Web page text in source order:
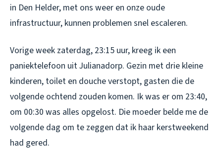
in Den Helder, met ons weer en onze oude
infrastructuur, kunnen problemen snel escaleren.
Vorige week zaterdag, 23:15 uur, kreeg ik een
paniektelefoon uit Julianadorp. Gezin met drie kleine
kinderen, toilet en douche verstopt, gasten die de
volgende ochtend zouden komen. Ik was er om 23:40,
om 00:30 was alles opgelost. Die moeder belde me de
volgende dag om te zeggen dat ik haar kerstweekend
had gered.